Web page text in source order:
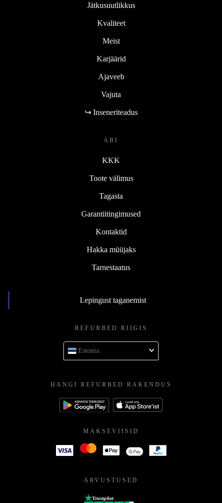
Jätkusuutlikkus
Kvaliteet
Meist
Karjäärid
Ajaveeb
Vajuta
↪ Inseneriteadus
ABI
KKK
Toote välimus
Tagasta
Garantiitingimused
Kontaktid
Hakka müüjaks
Tarnestaatus
Lepingust taganemist
REFURBED RIIGIS
Estonia
HANGI REFURBED RAKENDUS
MAKSEVIISID
ARVUSTUSED
Trustpilot